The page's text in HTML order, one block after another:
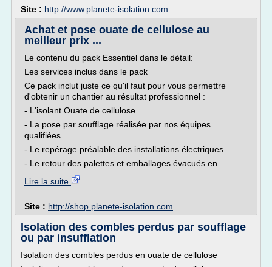
Site : http://www.planete-isolation.com
Achat et pose ouate de cellulose au
meilleur prix ...
Le contenu du pack Essentiel dans le détail:
Les services inclus dans le pack
Ce pack inclut juste ce qu'il faut pour vous permettre
d'obtenir un chantier au résultat professionnel :
- L'isolant Ouate de cellulose
- La pose par soufflage réalisée par nos équipes
qualifiées
- Le repérage préalable des installations électriques
- Le retour des palettes et emballages évacués en...
Lire la suite
Site : http://shop.planete-isolation.com
Isolation des combles perdus par soufflage
ou par insufflation
Isolation des combles perdus en ouate de cellulose